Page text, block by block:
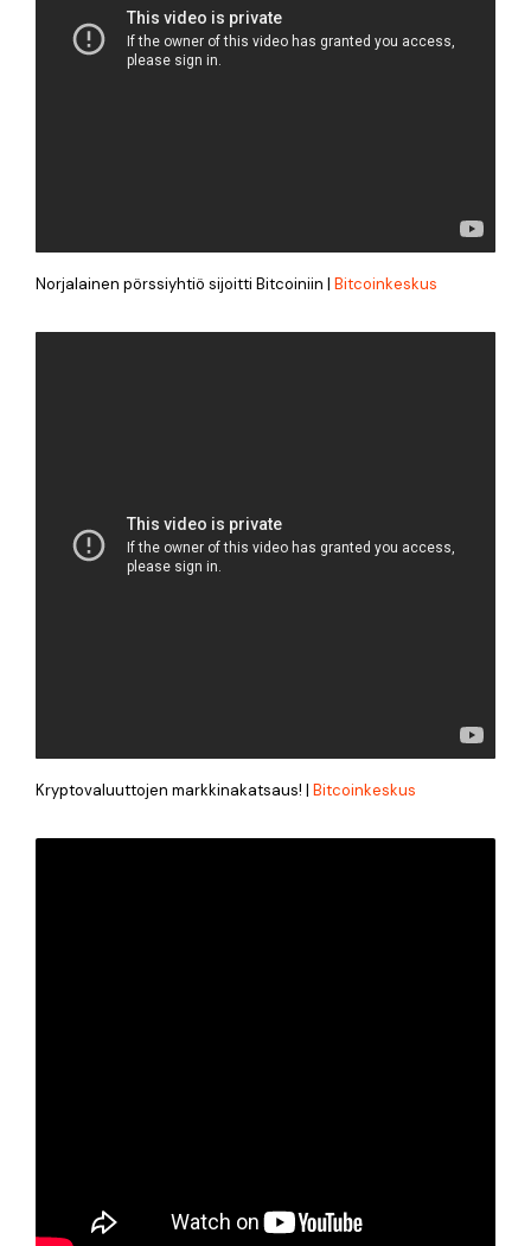
Norjalainen pörssiyhtiö sijoitti Bitcoiniin | Bitcoinkeskus
Kryptovaluuttojen markkinakatsaus! | Bitcoinkeskus